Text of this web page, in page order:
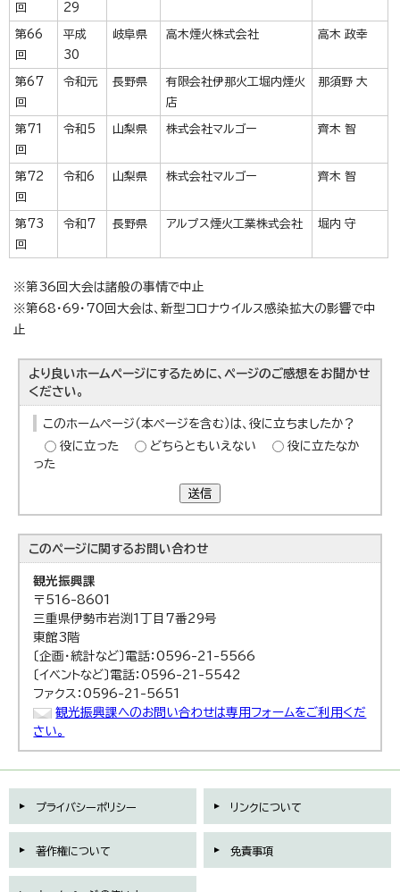
回
29
第66
回
平成
30
岐阜県 高木煙火株式会社 高木 政幸
第67
回
令和元 長野県
有限会社伊那火工堀内煙火
店
那須野 大
第71
回
令和5 山梨県 株式会社マルゴー 齊木 智
第72
回
令和6 山梨県 株式会社マルゴー 齊木 智
第73
回
令和7 長野県 アルプス煙火工業株式会社 堀内 守
※第36回大会は諸般の事情で中止
※第68・69・70回大会は、新型コロナウイルス感染拡大の影響で中
止
より良いホームページにするために、ページのご感想をお聞かせ
ください。
このホームページ（本ページを含む）は、役に立ちましたか？
役に立った
どちらともいえない
役に立たなか
った
送信
このページに関するお問い合わせ
観光振興課
〒516-8601
三重県伊勢市岩渕1丁目7番29号
東館3階
〔企画・統計など〕電話：0596-21-5566
〔イベントなど〕電話：0596-21-5542
ファクス：0596-21-5651
観光振興課へのお問い合わせは専用フォームをご利用くだ
さい。
プライバシーポリシー リンクについて
著作権について 免責事項